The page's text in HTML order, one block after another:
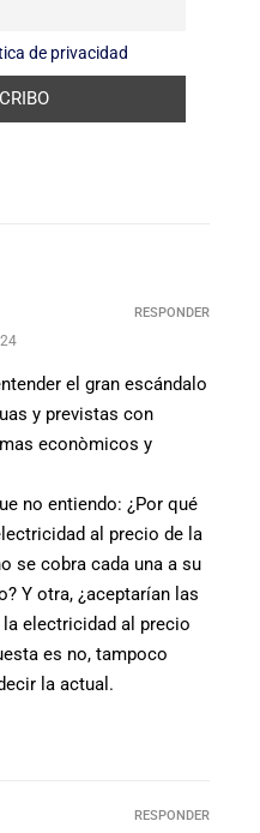
de privacidad
el gran escándalo
y previstas con
econòmicos y
no entiendo: ¿Por qué
al precio de la
se cobra cada una a su
Y otra, ¿aceptarían las
electricidad al precio
es no, tampoco
la actual.
RESPONDER
RESPONDER